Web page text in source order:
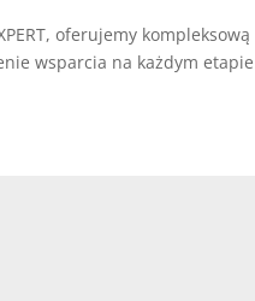
oferujemy
wsparcia na każdym